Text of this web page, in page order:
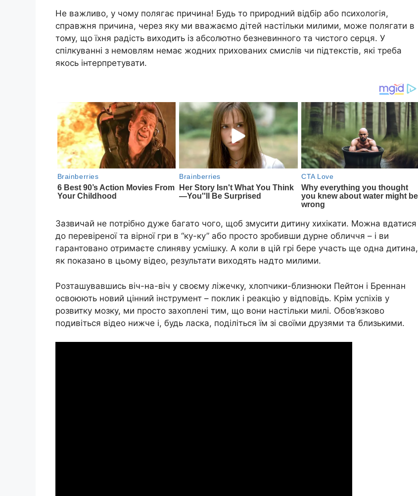
Не важливо, у чому полягає причина! Будь то природний відбір або психологія,
справжня причина, через яку ми вважаємо дітей настільки милими, може полягати в
тому, що їхня радість виходить із абсолютно безневинного та чистого серця. У
спілкуванні з немовлям немає жодних прихованих смислів чи підтекстів, які треба
якось інтерпретувати.
Зазвичай не потрібно дуже багато чого, щоб змусити дитину хихікати. Можна вдатися
до перевіреної та вірної гри в “ку-ку” або просто зробивши дурне обличчя – і ви
гарантовано отримаєте слиняву усмішку. А коли в цій грі бере участь ще одна дитина,
як показано в цьому відео, результати виходять надто милими.
Розташувавшись віч-на-віч у своєму ліжечку, хлопчики-близнюки Пейтон і Бреннан
освоюють новий цінний інструмент – поклик і реакцію у відповідь. Крім успіхів у
розвитку мозку, ми просто захоплені тим, що вони настільки милі. Обов’язково
подивіться відео нижче і, будь ласка, поділіться їм зі своїми друзями та близькими.